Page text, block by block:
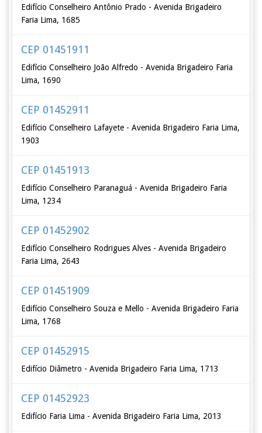
Edifício Conselheiro Antônio Prado - Avenida Brigadeiro
Faria Lima, 1685
CEP 01451911
Edifício Conselheiro João Alfredo - Avenida Brigadeiro Faria
Lima, 1690
CEP 01452911
Edifício Conselheiro Lafayete - Avenida Brigadeiro Faria Lima,
1903
CEP 01451913
Edifício Conselheiro Paranaguá - Avenida Brigadeiro Faria
Lima, 1234
CEP 01452902
Edifício Conselheiro Rodrigues Alves - Avenida Brigadeiro
Faria Lima, 2643
CEP 01451909
Edifício Conselheiro Souza e Mello - Avenida Brigadeiro Faria
Lima, 1768
CEP 01452915
Edifício Diâmetro - Avenida Brigadeiro Faria Lima, 1713
CEP 01452923
Edifício Faria Lima - Avenida Brigadeiro Faria Lima, 2013